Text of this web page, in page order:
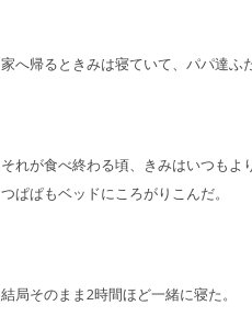
家へ帰るときみは寝ていて、パパ達ふ
それが食べ終わる頃、きみはいつも
つぱぱもベッドにころがりこんだ。
結局そのまま2時間ほど一緒に寝た。